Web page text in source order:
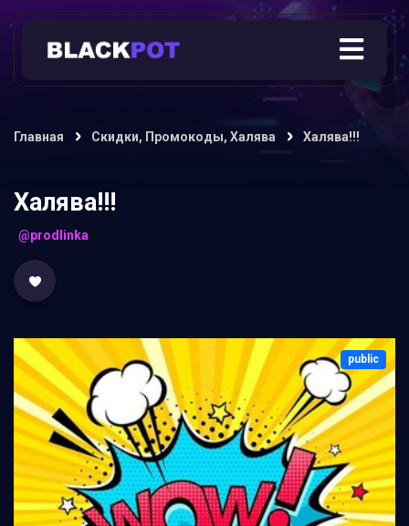
Главная Скидки, Промокоды, Халява Халява!!!
Халява!!!
@prodlinka
public